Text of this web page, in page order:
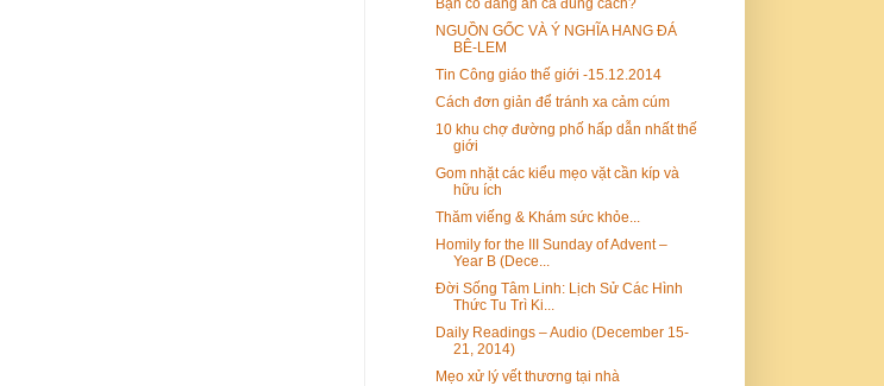
Bạn có đang ăn cá đúng cách?
NGUỒN GỐC VÀ Ý NGHĨA HANG ĐÁ
BÊ-LEM
Tin Công giáo thế giới -15.12.2014
Cách đơn giản để tránh xa cảm cúm
10 khu chợ đường phố hấp dẫn nhất thế
giới
Gom nhặt các kiểu mẹo vặt cần kíp và
hữu ích
Thăm viếng & Khám sức khỏe...
Homily for the III Sunday of Advent –
Year B (Dece...
Đời Sống Tâm Linh: Lịch Sử Các Hình
Thức Tu Trì Ki...
Daily Readings – Audio (December 15-
21, 2014)
Mẹo xử lý vết thương tại nhà